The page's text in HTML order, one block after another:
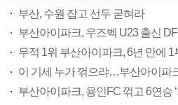
부산, 수원 잡고 선두 굳혀라
부산아이파크, 우즈벡 U23 출신
무적 1위 부산아이파크, 6년 만에 1
이 기세 누가 꺾으랴…부산아이파
부산아이파크, 용인FC 꺾고 6연승